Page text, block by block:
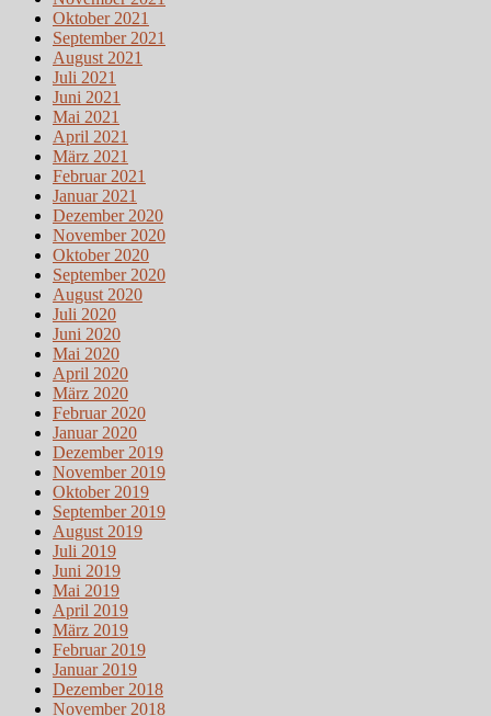
Oktober 2021
September 2021
August 2021
Juli 2021
Juni 2021
Mai 2021
April 2021
März 2021
Februar 2021
Januar 2021
Dezember 2020
November 2020
Oktober 2020
September 2020
August 2020
Juli 2020
Juni 2020
Mai 2020
April 2020
März 2020
Februar 2020
Januar 2020
Dezember 2019
November 2019
Oktober 2019
September 2019
August 2019
Juli 2019
Juni 2019
Mai 2019
April 2019
März 2019
Februar 2019
Januar 2019
Dezember 2018
November 2018